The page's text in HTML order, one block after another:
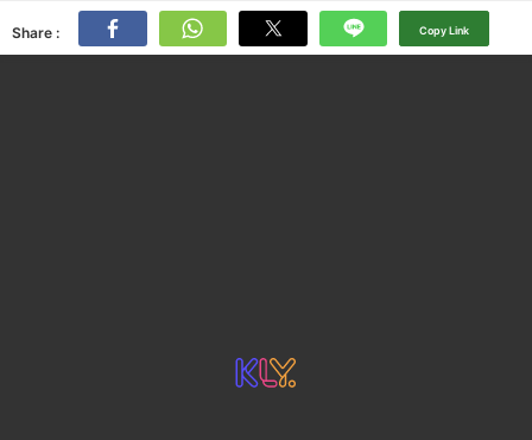
Share : Copy Link